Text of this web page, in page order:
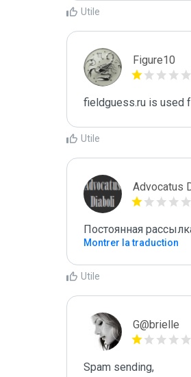
Utile
Figure10
fieldguess.ru is used
Utile
Advocatus
Постоянная
Montrer la traduction
Utile
G@brielle
Spam sending,